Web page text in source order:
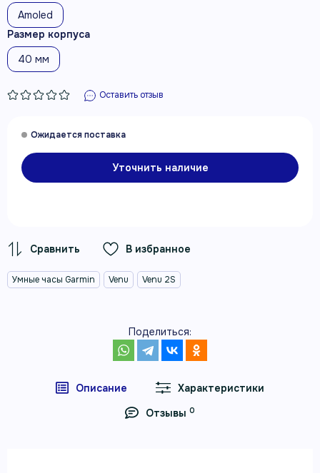
Amoled
Размер корпуса
40 мм
Оставить отзыв
Уточнить наличие
В избранное
Умные часы Garmin Venu Venu 2S
Поделиться:
Описание
Характеристики
Отзывы 0